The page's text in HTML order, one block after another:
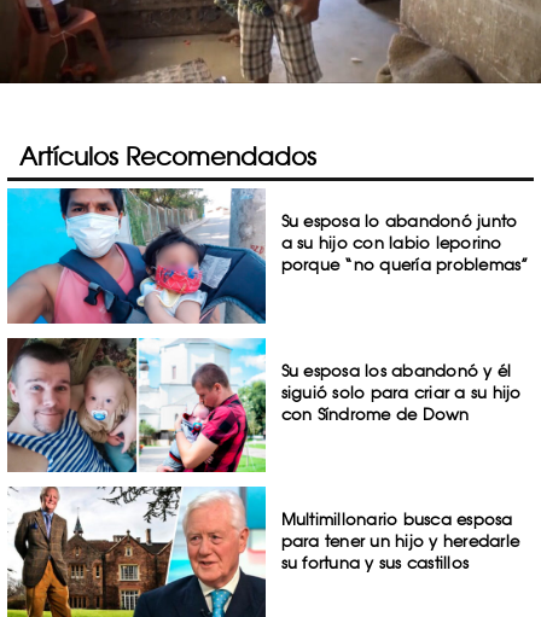
Artículos Recomendados
Su esposa lo abandonó junto
a su hijo con labio leporino
porque “no quería problemas”
Su esposa los abandonó y él
siguió solo para criar a su hijo
con Síndrome de Down
Multimillonario busca esposa
para tener un hijo y heredarle
su fortuna y sus castillos